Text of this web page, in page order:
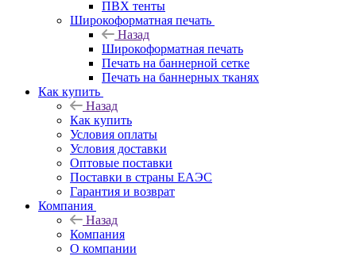
ПВХ тенты
Широкоформатная печать
Назад
Широкоформатная печать
Печать на баннерной сетке
Печать на баннерных тканях
Как купить
Назад
Как купить
Условия оплаты
Условия доставки
Оптовые поставки
Поставки в страны ЕАЭС
Гарантия и возврат
Компания
Назад
Компания
О компании